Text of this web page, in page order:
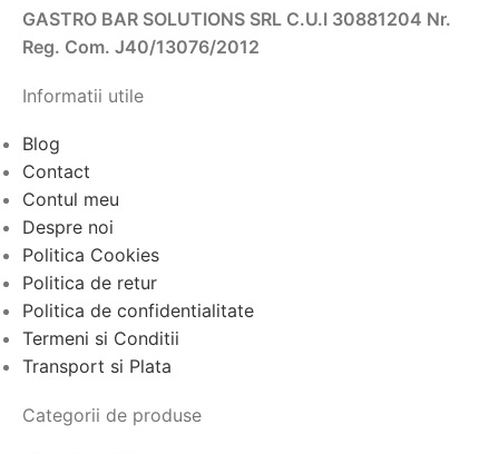
GASTRO BAR SOLUTIONS SRL C.U.I 30881204 Nr.
Reg. Com. J40/13076/2012
Informatii utile
Blog
Contact
Contul meu
Despre noi
Politica Cookies
Politica de retur
Politica de confidentialitate
Termeni si Conditii
Transport si Plata
Categorii de produse